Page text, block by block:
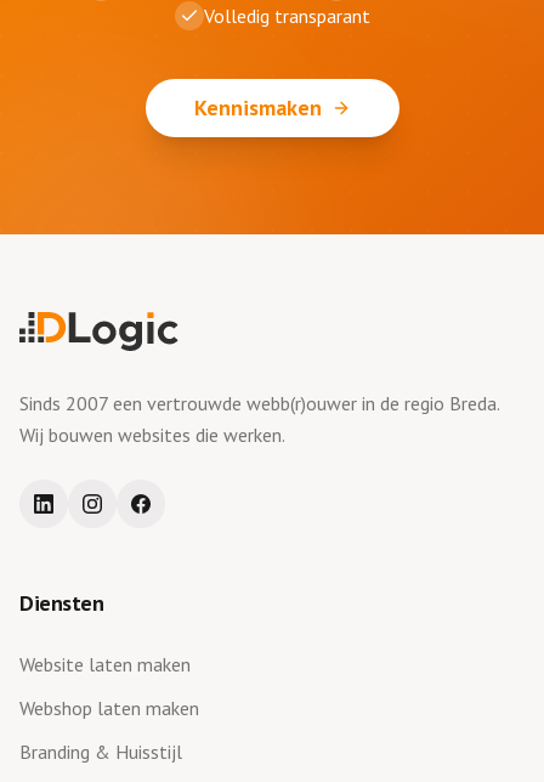
Volledig transparant
Kennismaken
Sinds 2007 een vertrouwde webb(r)ouwer in de regio Breda.
Wij bouwen websites die werken.
Diensten
Website laten maken
Webshop laten maken
Branding & Huisstijl